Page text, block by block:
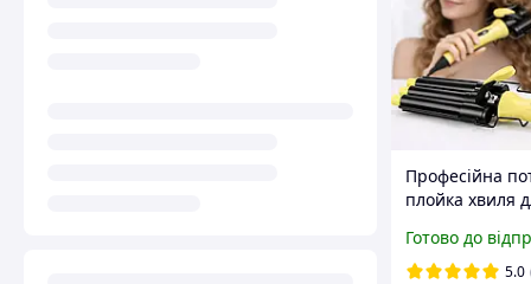
Професійна
плойка хвиля
V-595 зі
діаметром 22
Готово до
5.0